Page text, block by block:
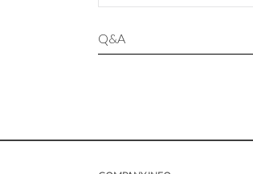
Q&A